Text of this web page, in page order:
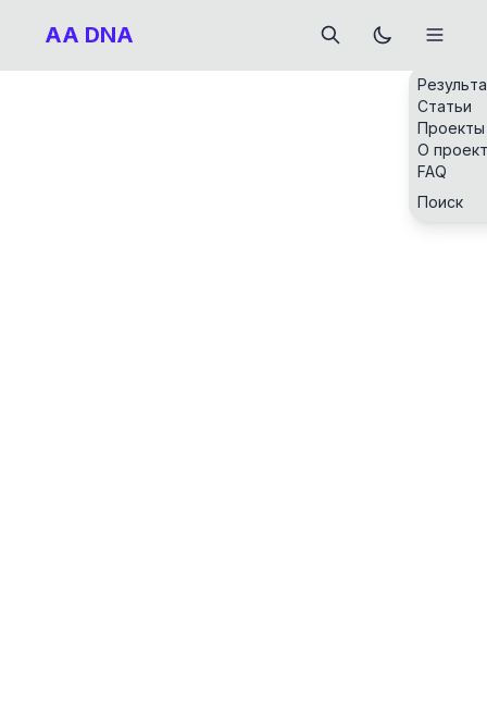
AA DNA
Статьи
Проекты
О
FAQ
Поиск